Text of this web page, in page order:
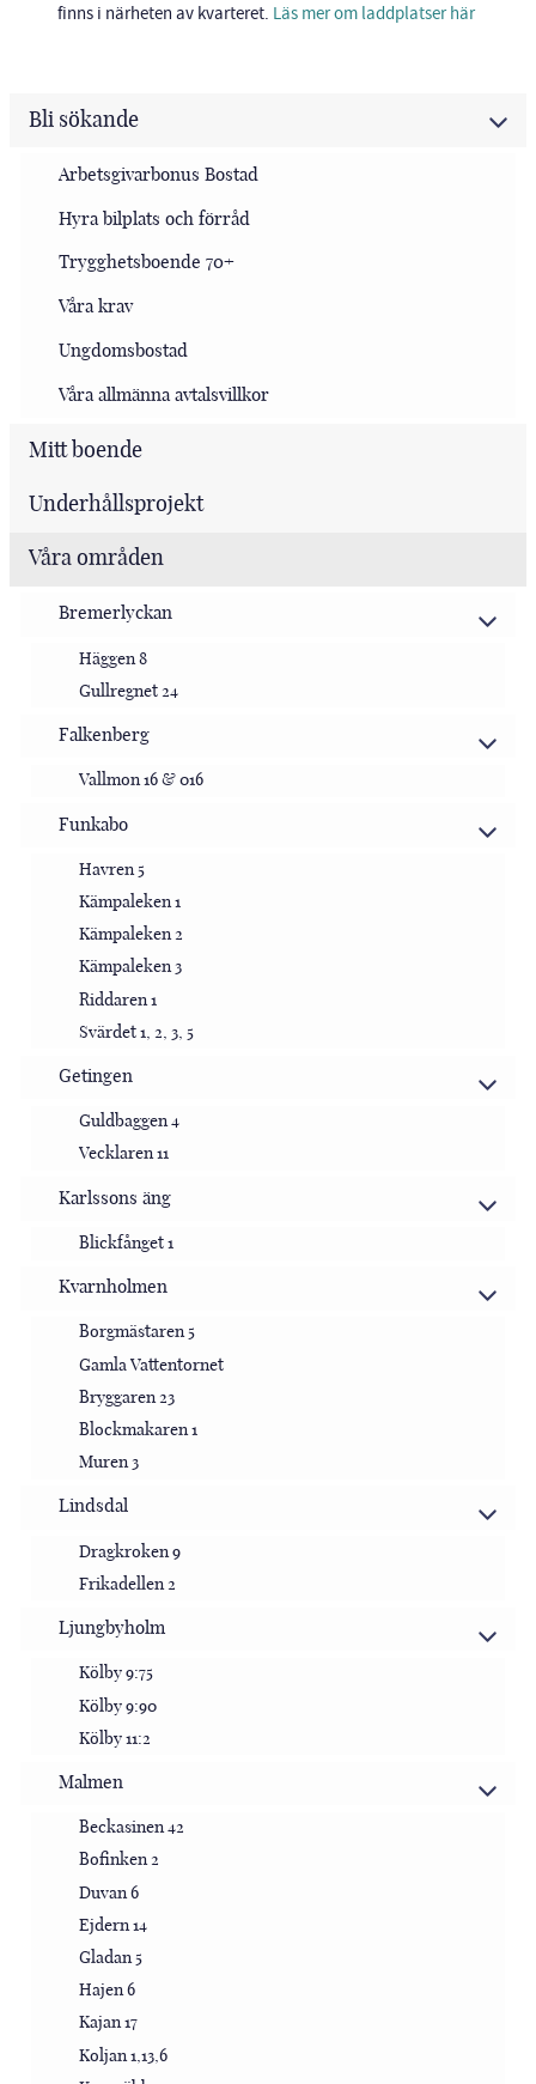
finns i närheten av kvarteret. Läs mer om laddplatser här
Bli sökande
Arbetsgivarbonus Bostad
Hyra bilplats och förråd
Trygghetsboende 70+
Våra krav
Ungdomsbostad
Våra allmänna avtalsvillkor
Mitt boende
Underhållsprojekt
Våra områden
Bremerlyckan
Häggen 8
Gullregnet 24
Falkenberg
Vallmon 16 & 016
Funkabo
Havren 5
Kämpaleken 1
Kämpaleken 2
Kämpaleken 3
Riddaren 1
Svärdet 1, 2, 3, 5
Getingen
Guldbaggen 4
Vecklaren 11
Karlssons äng
Blickfånget 1
Kvarnholmen
Borgmästaren 5
Gamla Vattentornet
Bryggaren 23
Blockmakaren 1
Muren 3
Lindsdal
Dragkroken 9
Frikadellen 2
Ljungbyholm
Kölby 9:75
Kölby 9:90
Kölby 11:2
Malmen
Beckasinen 42
Bofinken 2
Duvan 6
Ejdern 14
Gladan 5
Hajen 6
Kajan 17
Koljan 1,13,6